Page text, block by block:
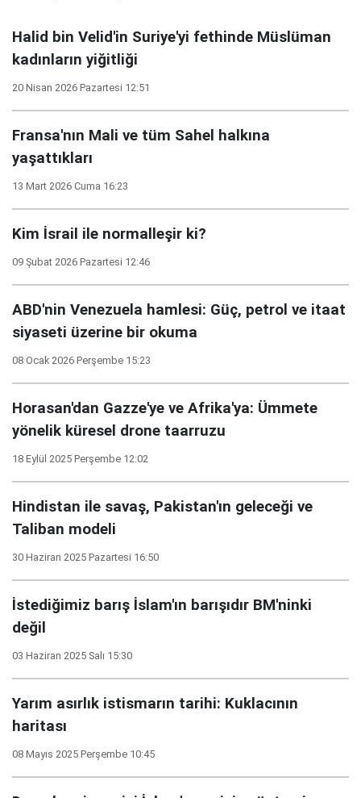
Halid bin Velid'in Suriye'yi fethinde Müslüman
kadınların yiğitliği
20 Nisan 2026 Pazartesi 12:51
Fransa'nın Mali ve tüm Sahel halkına
yaşattıkları
13 Mart 2026 Cuma 16:23
Kim İsrail ile normalleşir ki?
09 Şubat 2026 Pazartesi 12:46
ABD'nin Venezuela hamlesi: Güç, petrol ve itaat
siyaseti üzerine bir okuma
08 Ocak 2026 Perşembe 15:23
Horasan'dan Gazze'ye ve Afrika'ya: Ümmete
yönelik küresel drone taarruzu
18 Eylül 2025 Perşembe 12:02
Hindistan ile savaş, Pakistan'ın geleceği ve
Taliban modeli
30 Haziran 2025 Pazartesi 16:50
İstediğimiz barış İslam'ın barışıdır BM'ninki
değil
03 Haziran 2025 Salı 15:30
Yarım asırlık istismarın tarihi: Kuklacının
haritası
08 Mayıs 2025 Perşembe 10:45